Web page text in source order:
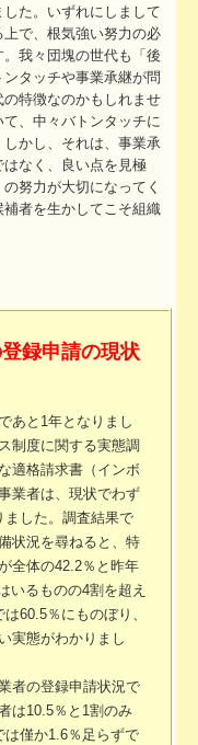
た。いずれにしまして
で、根気強い努力の必
我々団塊の世代も「後
タッチや事業承継が問
特徴なのかもしれませ
、中々バトンタッチに
かし、それは、事業承
なく、良い点を見極
努力が大切になってく
者を生かしてこそ組織
録申請の現状
あと1年となりまし
制度に関する実態調
適格請求書（インボ
業者は、現状でわず
ました。調査結果で
状況を尋ねると、特
全体の42.2％と昨年
いるものの4割を超え
60.5％にものぼり、
実態がわかりまし
者の登録申請状況で
は10.5％と1割のみ
は僅か1.6％足らずで